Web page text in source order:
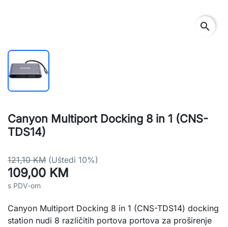
search
Canyon Multiport Docking 8 in 1 (CNS-
TDS14)
121,10 KM (Uštedi 10%)
109,00 KM
s PDV-om
Canyon Multiport Docking 8 in 1 (CNS-TDS14) docking
station nudi 8 različitih portova portova za proširenje